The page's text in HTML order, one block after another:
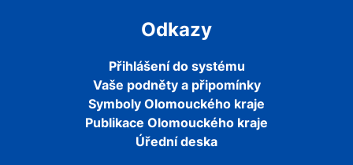
Odkazy
Přihlášení do systému
Vaše podněty a připomínky
Symboly Olomouckého kraje
Publikace Olomouckého kraje
Úřední deska